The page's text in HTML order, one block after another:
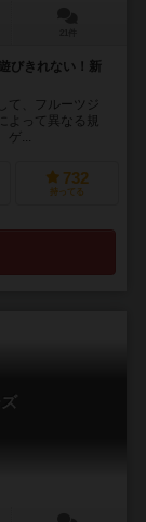
びきれない！新
て、フルーツジ
よって異なる規
ゲ...
732
持ってる